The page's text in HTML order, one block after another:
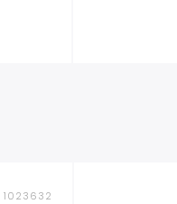
1023632